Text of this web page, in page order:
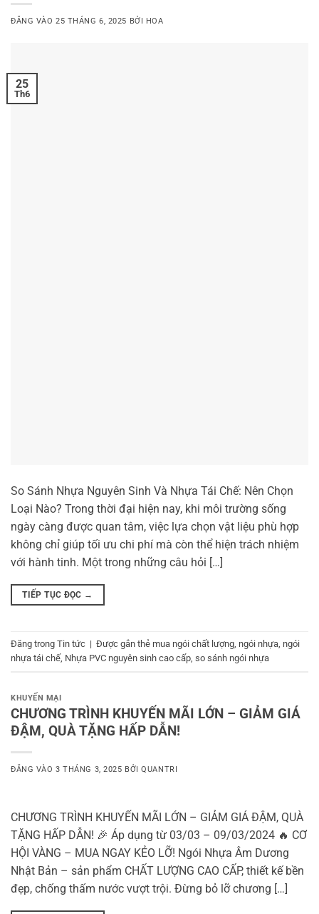
ĐĂNG VÀO25 THÁNG 6, 2025 BỞI HOA
25
Th6
So Sánh Nhựa Nguyên Sinh Và Nhựa Tái Chế: Nên Chọn
Loại Nào? Trong thời đại hiện nay, khi môi trường sống
ngày càng được quan tâm, việc lựa chọn vật liệu phù hợp
không chỉ giúp tối ưu chi phí mà còn thể hiện trách nhiệm
với hành tinh. Một trong những câu hỏi […]
TIẾP TỤC ĐỌC →
Đăng trong Tin tức | Được gắn thẻ mua ngói chất lượng, ngói nhựa, ngói
nhựa tái chế, Nhựa PVC nguyên sinh cao cấp, so sánh ngói nhựa
KHUYẾN MẠI
CHƯƠNG TRÌNH KHUYẾN MÃI LỚN – GIẢM GIÁ
ĐẬM, QUÀ TẶNG HẤP DẪN!
ĐĂNG VÀO3 THÁNG 3, 2025 BỞIQUANTRI
CHƯƠNG TRÌNH KHUYẾN MÃI LỚN – GIẢM GIÁ ĐẬM, QUÀ
TẶNG HẤP DẪN! 🎉 Áp dụng từ 03/03 – 09/03/2024 🔥 CƠ
HỘI VÀNG – MUA NGAY KẺO LỠ! Ngói Nhựa Âm Dương
Nhật Bản – sản phẩm CHẤT LƯỢNG CAO CẤP, thiết kế bền
đẹp, chống thấm nước vượt trội. Đừng bỏ lỡ chương […]